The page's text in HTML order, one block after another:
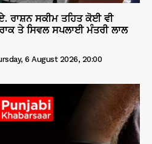
ਰਾਸ਼ਨ ਸਕੀਮ ਤਹਿਤ ਕੋਈ ਵੀ
ਤੇ ਸਿਵਲ ਸਪਲਾਈ ਮੰਤਰੀ ਲਾਲ
6 August 2026, 20:00